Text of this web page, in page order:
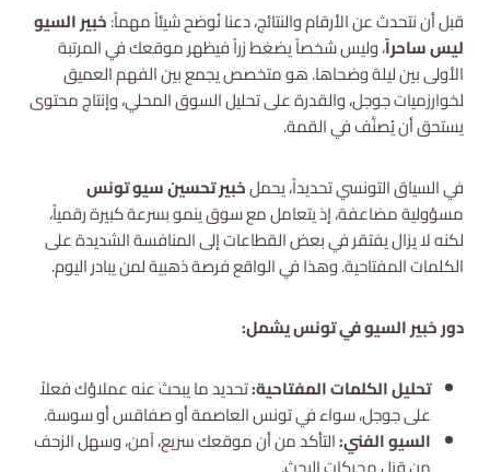
قبل أن نتحدث عن الأرقام والنتائج، دعنا نُوضح شيئاً مهماً:خبير السيو
ليس ساحراً، وليس شخصاً يضغط زراً فيظهر موقعك في المرتبة
الأولى بين ليلة وضحاها. هو متخصص يجمع بين الفهم العميق
لخوارزميات جوجل، والقدرة على تحليل السوق المحلي، وإنتاج محتوى
يستحق أن يُصنَّف في القمة.
في السياق التونسي تحديداً، يحملخبير تحسين سيو تونس
مسؤولية مضاعفة، إذ يتعامل مع سوق ينمو بسرعة كبيرة رقمياً،
لكنه لا يزال يفتقر في بعض القطاعات إلى المنافسة الشديدة على
الكلمات المفتاحية. وهذا في الواقع فرصة ذهبية لمن يبادر اليوم.
دور خبير السيو في تونس يشمل:
تحليل الكلمات المفتاحية:تحديد ما يبحث عنه عملاؤك فعلاً
على جوجل، سواء في تونس العاصمة أو صفاقس أو سوسة.
السيو الفني:التأكد من أن موقعك سريع، آمن، وسهل الزحف